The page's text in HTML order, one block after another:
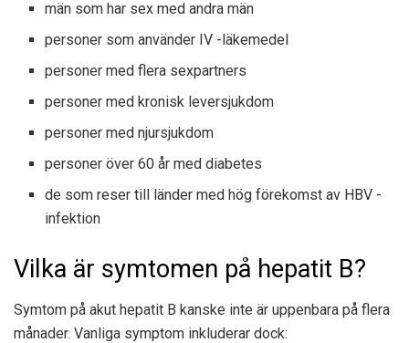
män som har sex med andra män
personer som använder IV -läkemedel
personer med flera sexpartners
personer med kronisk leversjukdom
personer med njursjukdom
personer över 60 år med diabetes
de som reser till länder med hög förekomst av HBV -
infektion
Vilka är symtomen på hepatit B?
Symtom på akut hepatit B kanske inte är uppenbara på flera
månader. Vanliga symptom inkluderar dock: